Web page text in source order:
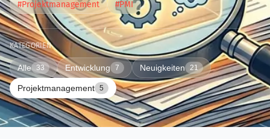
#Projektmanagement
#PMI
KATEGORIEN
Alle 33 Entwicklung 7 Neuigkeiten 21
Projektmanagement 5